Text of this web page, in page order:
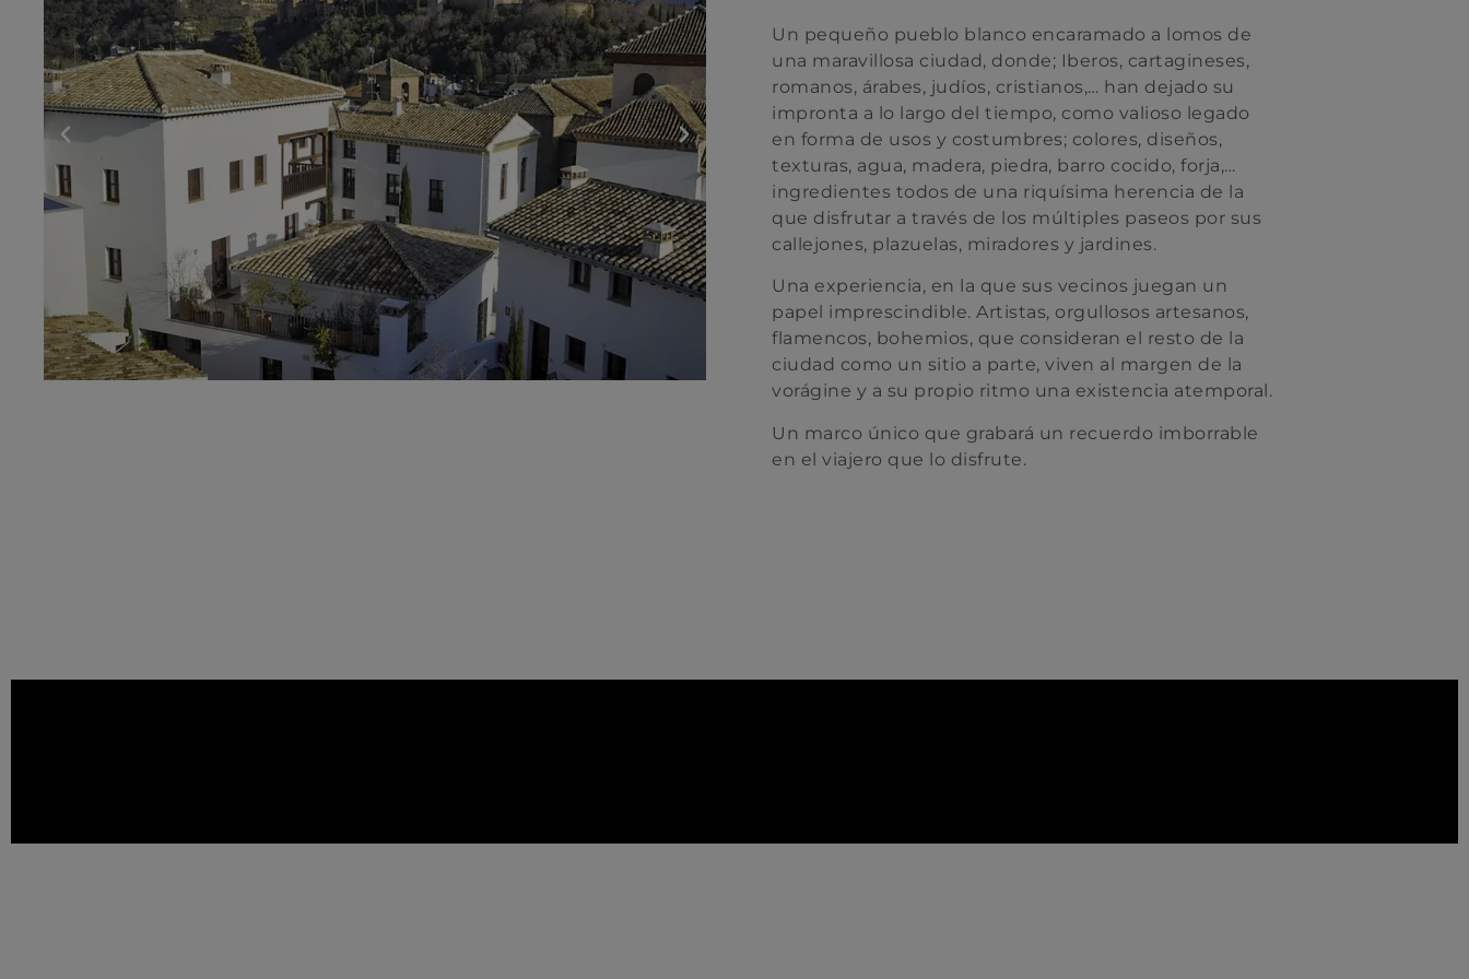
Un pequeño pueblo blanco encaramado a lomos de
una maravillosa ciudad, donde; Iberos, cartagineses,
romanos, árabes, judíos, cristianos,… han dejado su
impronta a lo largo del tiempo, como valioso legado
en forma de usos y costumbres; colores, diseños,
texturas, agua, madera, piedra, barro cocido, forja,…
ingredientes todos de una riquísima herencia de la
que disfrutar a través de los múltiples paseos por sus
callejones, plazuelas, miradores y jardines.
Una experiencia, en la que sus vecinos juegan un
papel imprescindible. Artistas, orgullosos artesanos,
flamencos, bohemios, que consideran el resto de la
ciudad como un sitio a parte, viven al margen de la
vorágine y a su propio ritmo una existencia atemporal.
Un marco único que grabará un recuerdo imborrable
en el viajero que lo disfrute.